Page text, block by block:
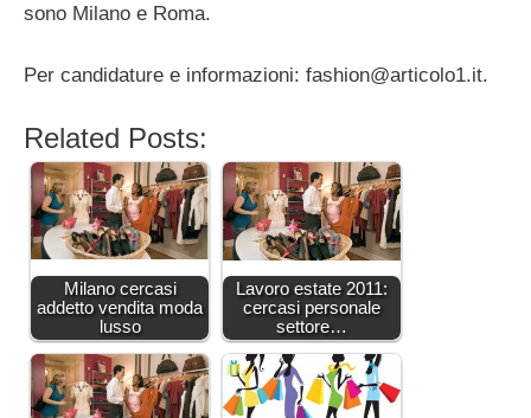
sono Milano e Roma.
Per candidature e informazioni: fashion@articolo1.it.
Related Posts:
Milano cercasi
addetto vendita moda
lusso
Lavoro estate 2011:
cercasi personale
settore…